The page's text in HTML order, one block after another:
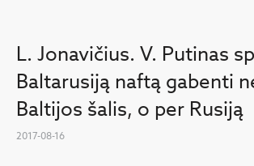
L. Jonavičius. V. Putinas
Baltarusiją naftą gabenti
Baltijos šalis, o per Rusiją
2017-08-16